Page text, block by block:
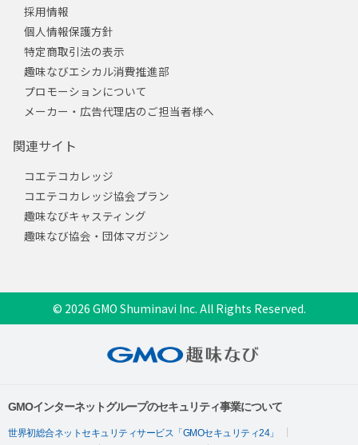
採用情報
個人情報保護方針
特定商取引法の表示
趣味なびエシカル消費推進部
プロモーションについて
メーカー・広告代理店のご担当者様へ
関連サイト
コエテコカレッジ
コエテコカレッジ協会プラン
趣味なびキャスティング
趣味なび協会・団体マガジン
© 2026 GMO Shuminavi Inc. All Rights Reserved.